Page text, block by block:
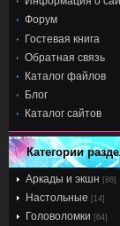
Форум
Гостевая книга
Обратная связь
Каталог файлов
Блог
Каталог сайтов
Категории
Аркады и экшн [86]
Настольные [14]
Головоломки [64]